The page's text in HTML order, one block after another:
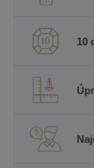
10